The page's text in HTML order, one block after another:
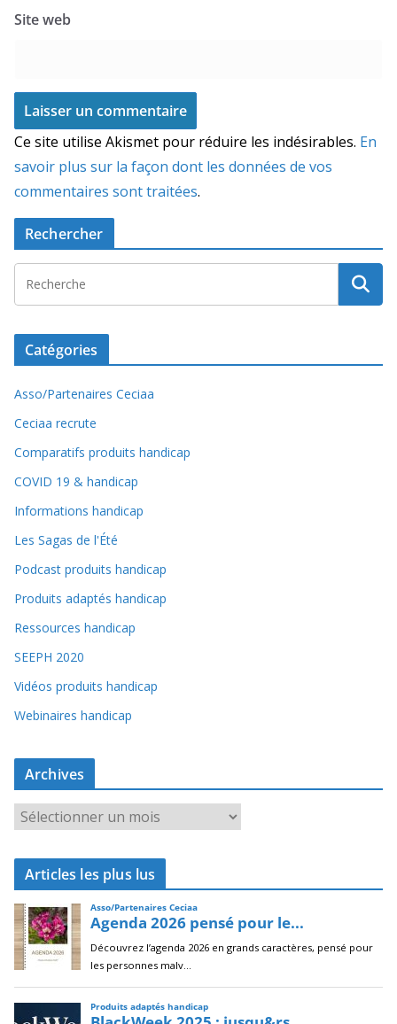
Site web
Ce site utilise Akismet pour réduire les indésirables. En
savoir plus sur la façon dont les données de vos
commentaires sont traitées.
Rechercher
Catégories
Asso/Partenaires Ceciaa
Ceciaa recrute
Comparatifs produits handicap
COVID 19 & handicap
Informations handicap
Les Sagas de l'Été
Podcast produits handicap
Produits adaptés handicap
Ressources handicap
SEEPH 2020
Vidéos produits handicap
Webinaires handicap
Archives
c
i
v
e
s
Articles les plus lus